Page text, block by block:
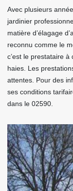
Avec plusieurs
jardinier
matière d’élagage
reconnu comme le
c’est le prestataire
haies. Les
attentes. Pour des
ses conditions
dans le 02590.